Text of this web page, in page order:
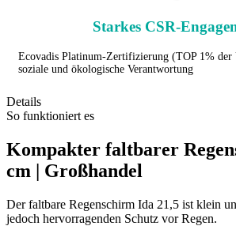
Starkes CSR-
Ecovadis Platinum-Zertifizierung (TOP 1% der
soziale und ökologische Verantwortung
Details
So funktioniert es
Kompakter faltbarer
cm | Großhandel
Der faltbare Regenschirm Ida 21,5 ist klein
jedoch hervorragenden Schutz vor Regen.